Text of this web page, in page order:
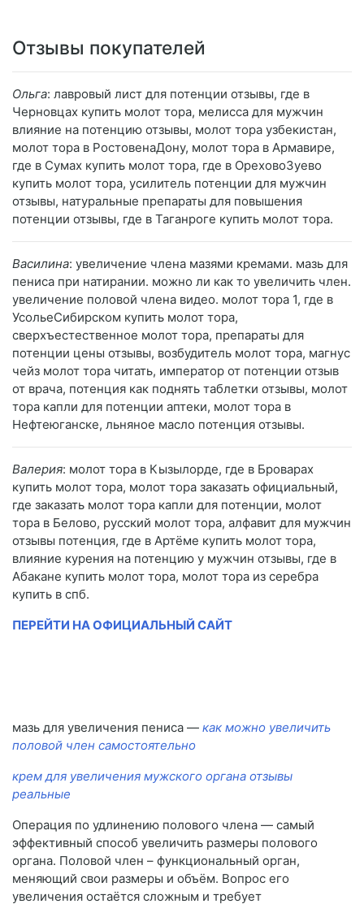
Отзывы покупателей
Ольга: лавровый лист для потенции отзывы, где в
Черновцах купить молот тора, мелисса для мужчин
влияние на потенцию отзывы, молот тора узбекистан,
молот тора в РостовенаДону, молот тора в Армавире,
где в Сумах купить молот тора, где в ОреховоЗуево
купить молот тора, усилитель потенции для мужчин
отзывы, натуральные препараты для повышения
потенции отзывы, где в Таганроге купить молот тора.
Василина: увеличение члена мазями кремами. мазь для
пениса при натирании. можно ли как то увеличить член.
увеличение половой члена видео. молот тора 1, где в
УсольеСибирском купить молот тора,
сверхъестественное молот тора, препараты для
потенции цены отзывы, возбудитель молот тора, магнус
чейз молот тора читать, император от потенции отзыв
от врача, потенция как поднять таблетки отзывы, молот
тора капли для потенции аптеки, молот тора в
Нефтеюганске, льняное масло потенция отзывы.
Валерия: молот тора в Кызылорде, где в Броварах
купить молот тора, молот тора заказать официальный,
где заказать молот тора капли для потенции, молот
тора в Белово, русский молот тора, алфавит для мужчин
отзывы потенция, где в Артёме купить молот тора,
влияние курения на потенцию у мужчин отзывы, где в
Абакане купить молот тора, молот тора из серебра
купить в спб.
ПЕРЕЙТИ НА ОФИЦИАЛЬНЫЙ САЙТ
мазь для увеличения пениса — как можно увеличить
половой член самостоятельно
крем для увеличения мужского органа отзывы
реальные
Операция по удлинению полового члена — самый
эффективный способ увеличить размеры полового
органа. Половой член – функциональный орган,
меняющий свои размеры и объём. Вопрос его
увеличения остаётся сложным и требует